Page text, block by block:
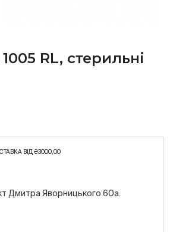
RL, стерильні
ВІД ₴3000,00
Дмитра Яворницького 60а.